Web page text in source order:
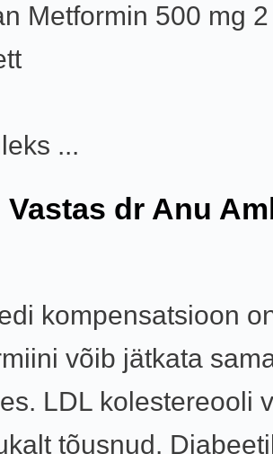
Metformin 500 mg
...
Vastas dr Anu
kompensatsioon
võib jätkata
LDL kolestereooli
tõusnud.